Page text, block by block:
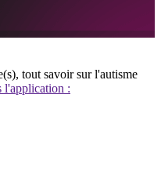
tout savoir sur l'autisme
l'application :